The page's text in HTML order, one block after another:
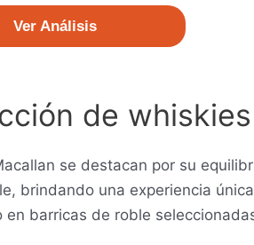
Ver Análisis
de
se destacan por su
brindando una experiencia
en barricas de roble